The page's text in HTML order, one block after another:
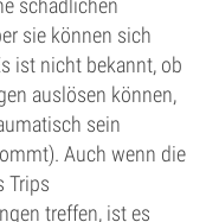
schädlichen
sie können sich
ist nicht bekannt, ob
auslösen können,
sein
Auch wenn die
Trips
treffen, ist es